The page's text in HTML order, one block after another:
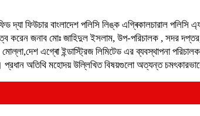
ফিউচার বাংলাদেশ পলিসি লিঙ্ক এগ্ৰিকালচারাল পলিসি
করেন জনাব মোঃ জাহিদুল ইসলাম, উপ-পরিচালক , সদর
এগ্ৰো ইন্ডাস্ট্রিজ লিমিটেড এর ব্যবস্থাপনা
প্রধান অতিথি মহোদয় উল্লিখিত বিষয়গুলো অত্যন্ত